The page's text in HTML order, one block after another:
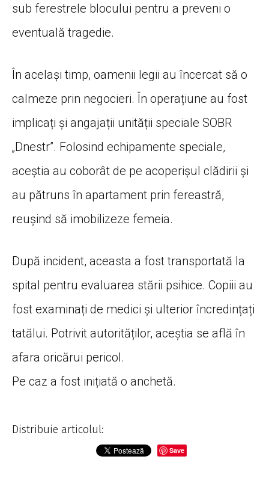
sub ferestrele blocului pentru a preveni o
eventuală tragedie.
În același timp, oamenii legii au încercat să o
calmeze prin negocieri. În operațiune au fost
implicați și angajații unității speciale SOBR
„Dnestr”. Folosind echipamente speciale,
aceștia au coborât de pe acoperișul clădirii și
au pătruns în apartament prin fereastră,
reușind să imobilizeze femeia.
După incident, aceasta a fost transportată la
spital pentru evaluarea stării psihice. Copiii au
fost examinați de medici și ulterior încredințați
tatălui. Potrivit autorităților, aceștia se află în
afara oricărui pericol.
Pe caz a fost inițiată o anchetă.
Distribuie articolul:
Save